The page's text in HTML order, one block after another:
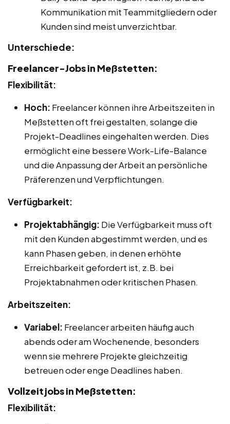
Kommunikation mit Teammitgliedern oder
Kunden sind meist unverzichtbar.
Unterschiede:
Freelancer-Jobs in Meßstetten:
Flexibilität:
Hoch: Freelancer können ihre Arbeitszeiten in
Meßstetten oft frei gestalten, solange die
Projekt-Deadlines eingehalten werden. Dies
ermöglicht eine bessere Work-Life-Balance
und die Anpassung der Arbeit an persönliche
Präferenzen und Verpflichtungen.
Verfügbarkeit:
Projektabhängig: Die Verfügbarkeit muss oft
mit den Kunden abgestimmt werden, und es
kann Phasen geben, in denen erhöhte
Erreichbarkeit gefordert ist, z.B. bei
Projektabnahmen oder kritischen Phasen.
Arbeitszeiten:
Variabel: Freelancer arbeiten häufig auch
abends oder am Wochenende, besonders
wenn sie mehrere Projekte gleichzeitig
betreuen oder enge Deadlines haben.
Vollzeitjobs in Meßstetten:
Flexibilität: